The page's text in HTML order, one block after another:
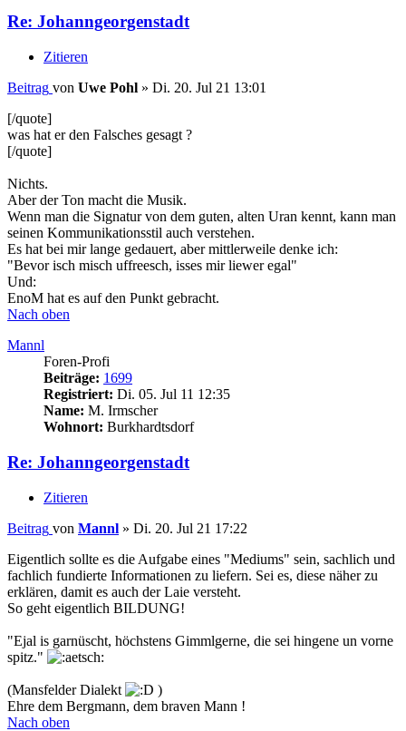
Re: Johanngeorgenstadt
Zitieren
Beitrag von Uwe Pohl » Di. 20. Jul 21 13:01
[/quote]
was hat er den Falsches gesagt ?
[/quote]
Nichts.
Aber der Ton macht die Musik.
Wenn man die Signatur von dem guten, alten Uran kennt, kann man
seinen Kommunikationsstil auch verstehen.
Es hat bei mir lange gedauert, aber mittlerweile denke ich:
"Bevor isch misch uffreesch, isses mir liewer egal"
Und:
EnoM hat es auf den Punkt gebracht.
Nach oben
Mannl
Foren-Profi
Beiträge: 1699
Registriert: Di. 05. Jul 11 12:35
Name: M. Irmscher
Wohnort: Burkhardtsdorf
Re: Johanngeorgenstadt
Zitieren
Beitrag von Mannl » Di. 20. Jul 21 17:22
Eigentlich sollte es die Aufgabe eines "Mediums" sein, sachlich und
fachlich fundierte Informationen zu liefern. Sei es, diese näher zu
erklären, damit es auch der Laie versteht.
So geht eigentlich BILDUNG!
"Ejal is garnüscht, höchstens Gimmlgerne, die sei hingene un vorne
spitz."
(Mansfelder Dialekt
)
Ehre dem Bergmann, dem braven Mann !
Nach oben